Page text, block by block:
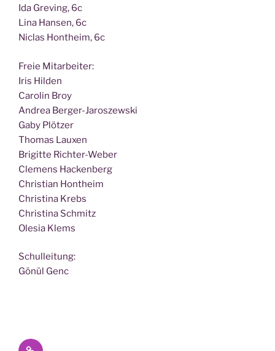
Ida Gre­ving, 6c
Lina Han­sen, 6c
Nic­las Hont­heim, 6c
Freie Mit­ar­bei­ter:
Iris Hilden
Caro­lin Broy
Andrea Berger-Jaroszewski
Gaby Plötzer
Tho­mas Lauxen
Bri­git­te Richter-Weber
Cle­mens Hackenberg
Chris­ti­an Hontheim
Chris­ti­na Krebs
Chris­ti­na Schmitz
Ole­sia Klems
Schul­lei­tung:
Gönül Genc
Datenschutz